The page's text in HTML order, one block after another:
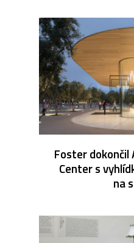
Foster dokončil
Center s
na